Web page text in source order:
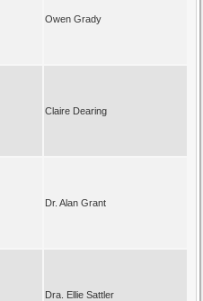
Owen Grady
Claire Dearing
Dr. Alan Grant
Dra. Ellie Sattler